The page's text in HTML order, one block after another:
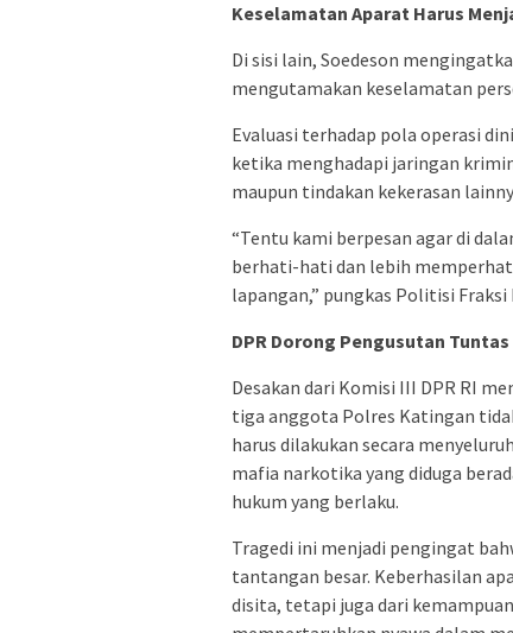
Keselamatan Aparat Harus
Di sisi lain, Soedeson
mengutamakan keselamatan
Evaluasi terhadap pola operasi
ketika menghadapi jaringan
maupun tindakan kekerasan
“Tentu kami berpesan agar di
berhati-hati dan lebih
lapangan,” pungkas Politisi
DPR Dorong Pengusutan Tuntas
Desakan dari Komisi III DPR RI
tiga anggota Polres Katingan
harus dilakukan secara
mafia narkotika yang diduga
hukum yang berlaku.
Tragedi ini menjadi pengingat
tantangan besar. Keberhasilan
disita, tetapi juga dari